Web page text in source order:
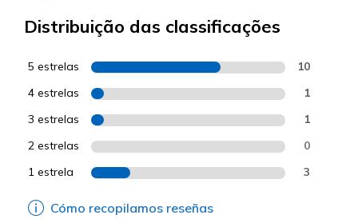
Distribuição das classificações
5 estrelas 10
4 estrelas 1
3 estrelas 1
2 estrelas 0
1 estrela 3
Cómo recopilamos reseñas